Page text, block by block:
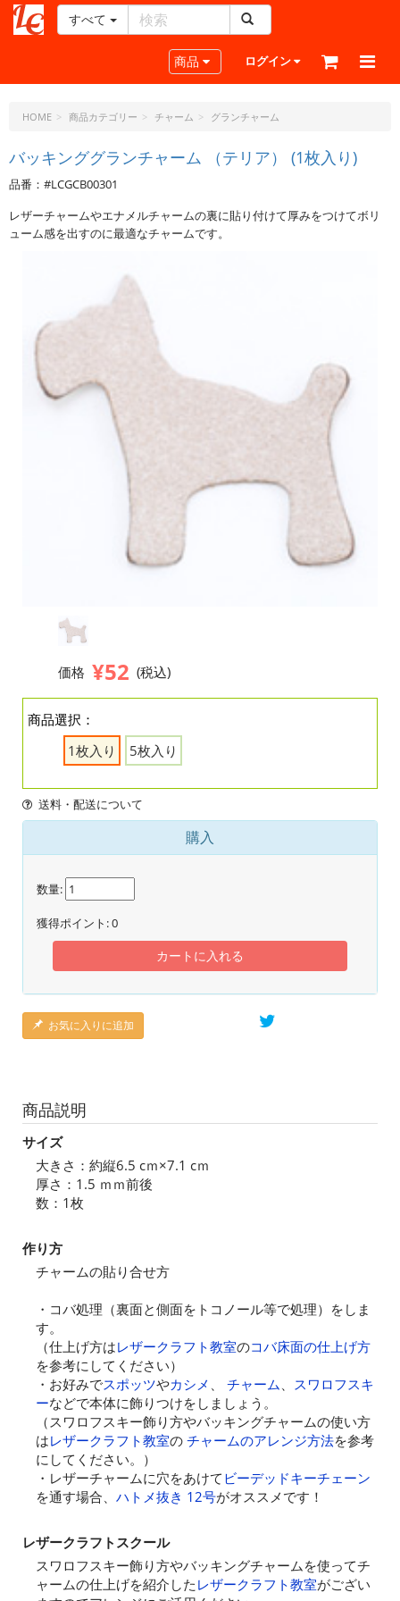
ー
ラ
ト・
ド
ッ
ト・
ジ
すべて
Toggle navigation
商品 ログイン
HOME 商品カテゴリー チャーム グランチャーム
バッキンググランチャーム （テリア） (1枚入り)
品番：#LCGCB00301
レザーチャームやエナメルチャームの裏に貼り付けて厚みをつけてボリ
ューム感を出すのに最適なチャームです。
価格 ¥52 (税込)
商品選択：
1枚入り
5枚入り
送料・配送について
購入
数量:
獲得ポイント:0
カートに入れる
お気に入りに追加
商品説明
サイズ
大きさ：約縦6.5 cｍ×7.1 cｍ
厚さ：1.5 ｍｍ前後
数：1枚
作り方
チャームの貼り合せ方
・コバ処理（裏面と側面をトコノール等で処理）をしま
す。
（仕上げ方はレザークラフト教室のコバ床面の仕上げ方
を参考にしてください）
・お好みでスポッツやカシメ 、 チャーム、 スワロフスキ
ーなどで本体に飾りつけをしましょう。
（スワロフスキー飾り方やバッキングチャームの使い方
はレザークラフト教室の チャームのアレンジ方法を参考
にしてください。）
・レザーチャームに穴をあけて ビーデッドキーチェーン
を通す場合、 ハトメ抜き 12号がオススメです！
レザークラフトスクール
スワロフスキー飾り方やバッキングチャームを使ってチ
ャームの仕上げを紹介した レザークラフト教室がござい